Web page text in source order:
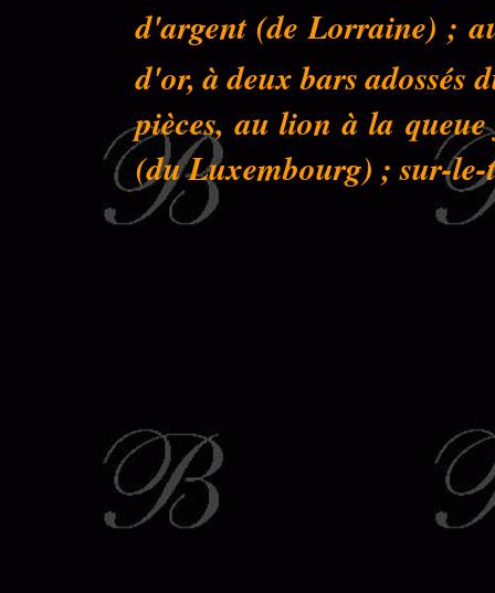
d'argent (de Lorraine) ;
d'or, à deux bars adossés
pièces, au lion à la
(du Luxembourg) ; sur-le-